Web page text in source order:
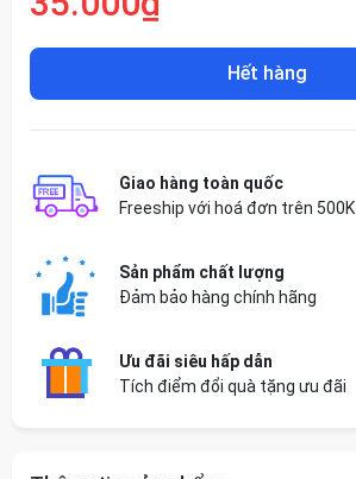
Hết hàng
Giao hàng toàn quốc
Freeship với hoá đơn trên 500K
Sản phẩm chất lượng
Đảm bảo hàng chính hãng
Ưu đãi siêu hấp dẫn
Tích điểm đổi quà tặng ưu đãi